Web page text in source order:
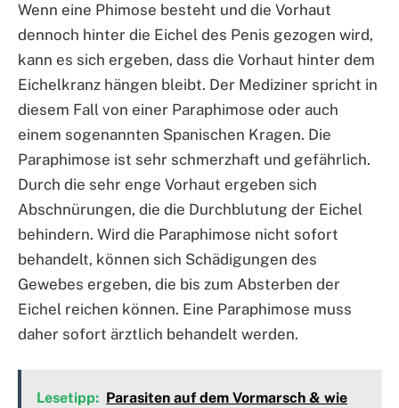
Wenn eine Phimose besteht und die Vorhaut
dennoch hinter die Eichel des Penis gezogen wird,
kann es sich ergeben, dass die Vorhaut hinter dem
Eichelkranz hängen bleibt. Der Mediziner spricht in
diesem Fall von einer Paraphimose oder auch
einem sogenannten Spanischen Kragen. Die
Paraphimose ist sehr schmerzhaft und gefährlich.
Durch die sehr enge Vorhaut ergeben sich
Abschnürungen, die die Durchblutung der Eichel
behindern. Wird die Paraphimose nicht sofort
behandelt, können sich Schädigungen des
Gewebes ergeben, die bis zum Absterben der
Eichel reichen können. Eine Paraphimose muss
daher sofort ärztlich behandelt werden.
Lesetipp: Parasiten auf dem Vormarsch & wie